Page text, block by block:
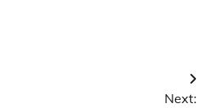
Next: